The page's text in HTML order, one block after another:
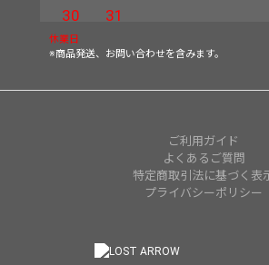
30
31
休業日
※商品発送、お問い合わせを含みます。
ご利用ガイド
よくあるご質問
特定商取引法に基づく表
プライバシーポリシー